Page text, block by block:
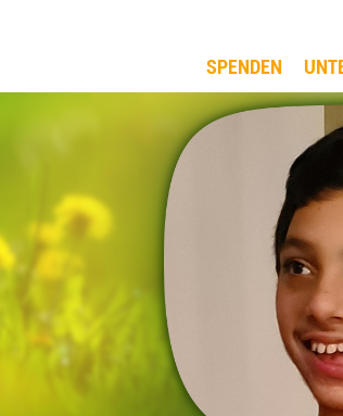
SPENDEN